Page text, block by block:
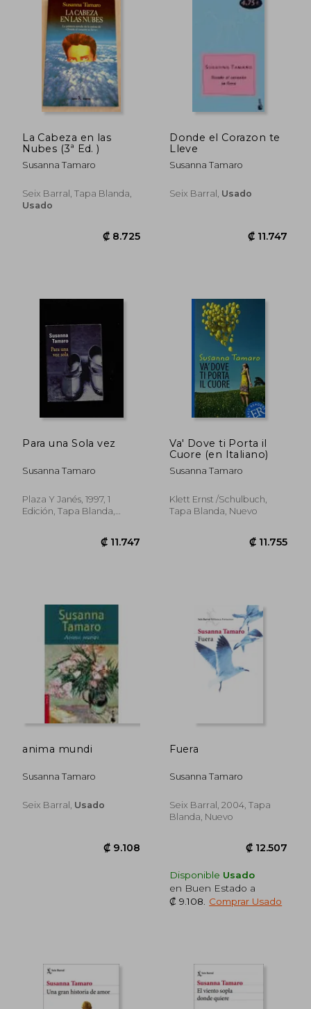
₡ 12.279
₡ 14.069
La Cabeza en las
Nubes (3ª Ed. )
Susanna Tamaro
Seix Barral, Tapa Blanda,
Usado
Donde el Corazon te
Lleve
Susanna Tamaro
Seix Barral, Usado
Para una Sola vez
Susanna Tamaro
Plaza Y Janés, 1997, 1
Edición, Tapa Blanda,
Va' Dove ti Porta il
Cuore (en Italiano)
Susanna Tamaro
Klett Ernst /Schulbuch,
Tapa Blanda, Nuevo
anima mundi
Susanna Tamaro
Seix Barral, Usado
Fuera
Susanna Tamaro
Seix Barral, 2004, Tapa
Blanda, Nuevo
Disponible Usado
en Buen Estado a
₡ 9.108
Comprar Usado